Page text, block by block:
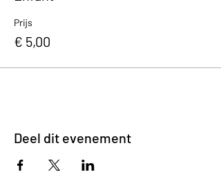
Prijs
€ 5,00
Deel dit evenement